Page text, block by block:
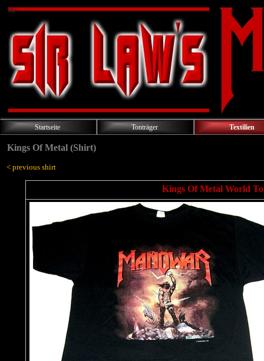
Startseite Tonträger Textilien
Kings Of Metal (Shirt)
< previous shirt
Kings Of Metal World